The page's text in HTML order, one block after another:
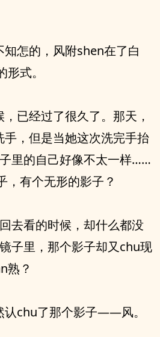
知怎的，风附shen在了白
式。
已经过了很久了。那天，
，但是当她这次洗完手抬
里的自己好像不太一样……
，有个无形的影子？
去看的时候，却什么都没
子里，那个影子却又chu现
熟？
认chu了那个影子——风。